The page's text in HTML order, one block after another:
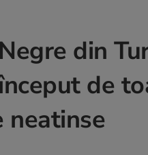
din
de
neatinse